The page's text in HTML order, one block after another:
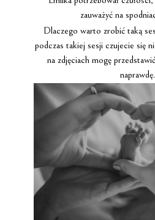
zauważyć na
Dlaczego warto zrobić taką
podczas takiej sesji czujecie się
na zdjęciach mogę
naprawdę.